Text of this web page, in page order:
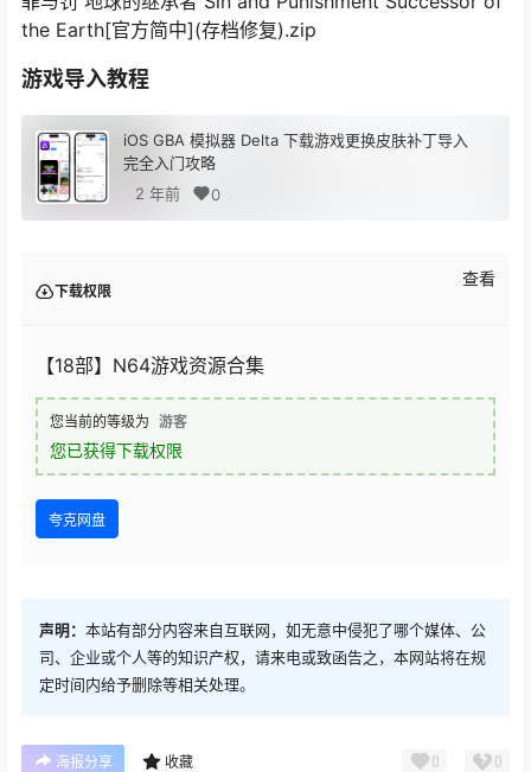
the Earth[官方简中](存档修复).zip
游戏导入教程
iOS GBA 模拟器 Delta 下载游戏更换皮肤补丁导入
完全入门攻略
2 年前
0
下载权限
查看
【18部】N64游戏资源合集
您当前的等级为 游客
您已获得下载权限
夸克网盘
声明： 本站有部分内容来自互联网，如无意中侵犯了哪个媒体、公
司、企业或个人等的知识产权，请来电或致函告之，本网站将在规
定时间内给予删除等相关处理。
海报分享 收藏 0 0